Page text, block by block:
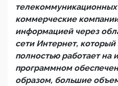
телекоммуникационных
коммерческие
информацией через
сети Интернет, который
полностью работает на
программном
образом, большие